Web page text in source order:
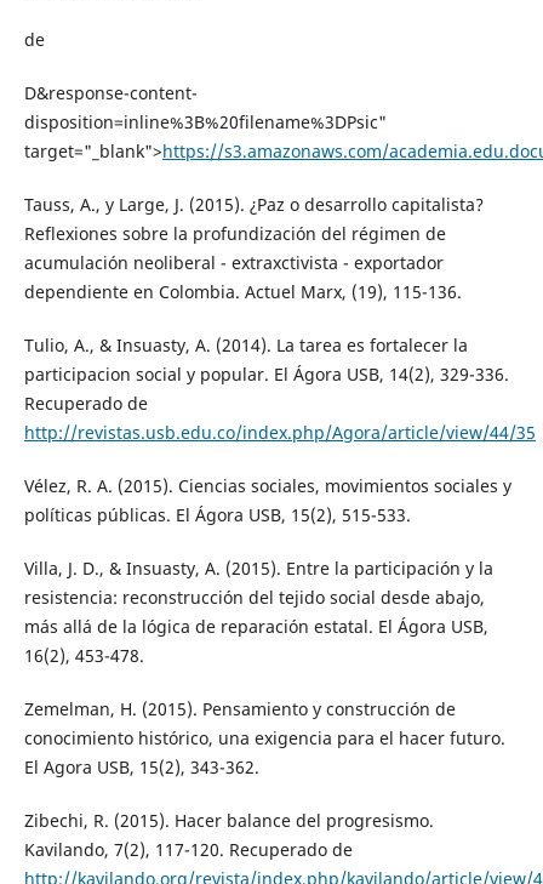
de
D&response-content-
disposition=inline%3B%20filename%3DPsic"
target="_blank">https://s3.amazonaws.com/
Tauss, A., y Large, J. (2015). ¿Paz o desarrollo capitalista?
Reflexiones sobre la profundización del régimen de
acumulación neoliberal - extraxctivista - exportador
dependiente en Colombia. Actuel Marx, (19), 115-136.
Tulio, A., & Insuasty, A. (2014). La tarea es fortalecer la
participacion social y popular. El Ágora USB, 14(2), 329-336.
Recuperado de
http://revistas.usb.edu.co/index.php/Agora/article/view/44/35
Vélez, R. A. (2015). Ciencias sociales, movimientos sociales y
políticas públicas. El Ágora USB, 15(2), 515-533.
Villa, J. D., & Insuasty, A. (2015). Entre la participación y la
resistencia: reconstrucción del tejido social desde abajo,
más allá de la lógica de reparación estatal. El Ágora USB,
16(2), 453-478.
Zemelman, H. (2015). Pensamiento y construcción de
conocimiento histórico, una exigencia para el hacer futuro.
El Agora USB, 15(2), 343-362.
Zibechi, R. (2015). Hacer balance del progresismo.
Kavilando, 7(2), 117-120. Recuperado de
http://kavilando.org/revista/index.php/kavilando/article/view/